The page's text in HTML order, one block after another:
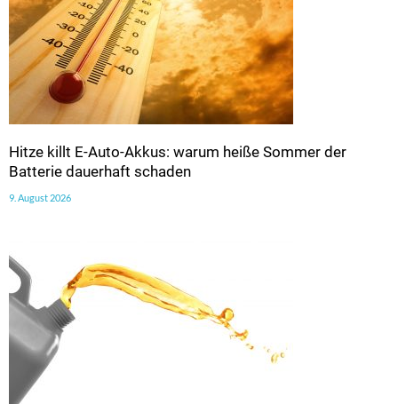
Hitze killt E-Auto-Akkus: warum heiße Sommer der
Batterie dauerhaft schaden
9. August 2026